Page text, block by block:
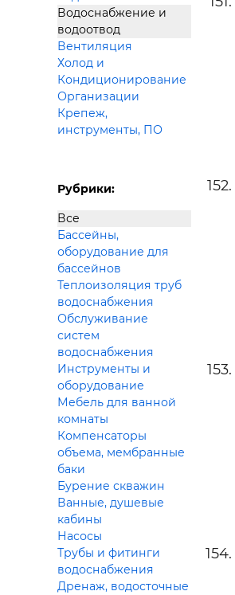
Водоснабжение и
водоотвод
Вентиляция
Холод и
Кондиционирование
Организации
Крепеж,
инструменты, ПО
Рубрики:
Все
Бассейны,
оборудование для
бассейнов
Теплоизоляция труб
водоснабжения
Обслуживание
систем
водоснабжения
Инструменты и
оборудование
Мебель для ванной
комнаты
Компенсаторы
объема, мембранные
баки
Бурение скважин
Ванные, душевые
кабины
Насосы
Трубы и фитинги
водоснабжения
Дренаж, водосточные